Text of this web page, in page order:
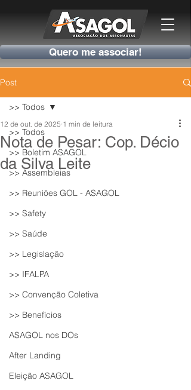
Quero me associar!
Post
>> Todos
>> Boletim ASAGOL
>> Assembleias
>> Reuniões GOL - ASAGOL
>> Safety
>> Saúde
>> Legislação
>> IFALPA
>> Convenção Coletiva
>> Benefícios
ASAGOL nos DOs
After Landing
Eleição ASAGOL
>> Todos
Nota de Pesar: Cop. Décio
da Silva Leite
12 de out. de 2025 1 min de leitura